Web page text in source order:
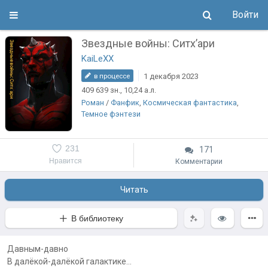
Войти
Звездные войны: Ситх’ари
KaiLeXX
в процессе
1 декабря 2023
409 639 зн., 10,24 а.л.
Роман / Фанфик, Космическая фантастика,
Темное фэнтези
Нравится
231 171
Комментарии
Читать
В библиотеку
Давным-давно
В далёкой-далёкой галактике…